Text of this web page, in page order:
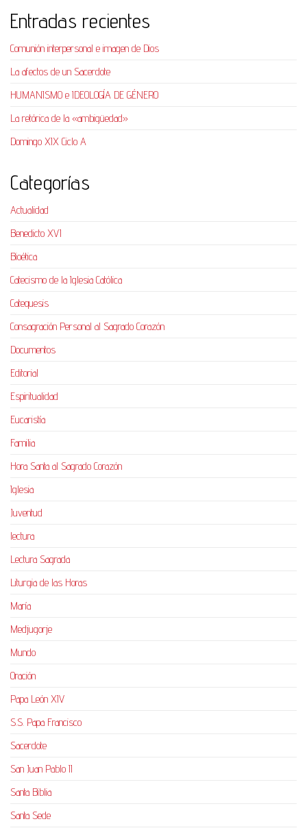
Entradas recientes
Comunión interpersonal e imagen de Dios
La afectos de un Sacerdote
HUMANISMO e IDEOLOGÍA DE GÉNERO
La retórica de la «ambigüedad»
Domingo XIX Ciclo A
Categorías
Actualidad
Benedicto XVI
Bioética
Catecismo de la Iglesia Católica
Catequesis
Consagración Personal al Sagrado Corazón
Documentos
Editorial
Espiritualidad
Eucaristía
Familia
Hora Santa al Sagrado Corazón
Iglesia
Juventud
lectura
Lectura Sagrada
Liturgia de las Horas
María
Medjugorje
Mundo
Oración
Papa León XIV
S.S. Papa Francisco
Sacerdote
San Juan Pablo II
Santa Biblia
Santa Sede